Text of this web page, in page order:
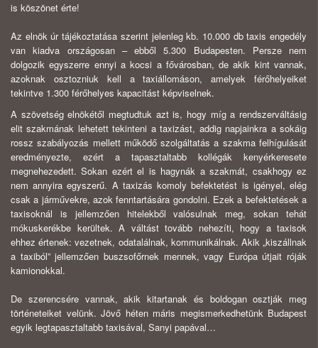
is köszönet érte!
Az elnök úr tájékoztatása szerint jelenleg kb. 10.000 db taxis engedély
van kiadva országosan – ebből 5.300 Budapesten. Persze nem
dolgozik egyszerre ennyi a kocsi a fővárosban, de akik kint vannak,
azoknak osztozniuk kell a taxiállomáson, amelyek férőhelyeiket
tekintve 1.300 férőhelyes kapacitást képviselnek.
A szövetség elnökétől megtudtuk azt is, hogy míg a rendszerváltásig
elit szakmának lehetett tekinteni a taxizást, addig napjainkra a sokáig
rossz szabályozás mellett működő szolgáltatás a szakma felhígulását
eredményezte, ezért a tapasztaltabb kollégák kenyérkeresete
megnehezedett. Sokan ezért el is hagynák a szakmát, csakhogy ez
nem annyira egyszerű. A taxizás komoly befektetést is igényel, elég
csak a járművekre, azok fenntartására gondolni. Ezek a befektetések a
taxisoknál is jellemzően hitelekből valósulnak meg, sokan tehát
mókuskerékbe kerültek. A váltást tovább nehezíti, hogy a taxisok
ehhez értenek: vezetnek, odatalálnak, kommunikálnak. Akik „kiszállnak
a taxiból” jellemzően buszsofőrnek mennek, vagy Európa útjait róják
kamionokkal.
De szerencsére vannak, akik kitartanak és boldogan osztják meg
történeteiket velünk. Jövő héten máris megismerkedhetünk Budapest
egyik legtapasztaltabb taxisával, Sanyi papával…